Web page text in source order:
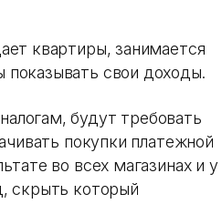
квартиры, занимается
свои доходы.
будут требовать
покупки платежной
во всех магазинах и у
скрыть который